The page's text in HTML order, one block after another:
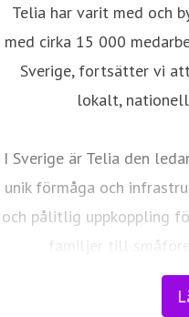
Telia har varit med och
med cirka 15 000
Sverige, fortsätter vi
lokalt,
I Sverige är Telia den
unik förmåga och
och pålitlig uppkoppling
familjer till
verksamheter. Vi
vardagen och är en